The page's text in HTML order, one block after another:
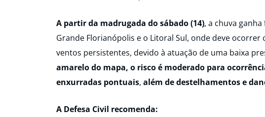
A partir da madrugada do sábado (14), a chuva
Grande Florianópolis e o Litoral Sul, onde deve
ventos persistentes, devido à atuação de uma baixa
amarelo do mapa, o risco é moderado para
enxurradas pontuais, além de destelhamentos e
A Defesa Civil recomenda: